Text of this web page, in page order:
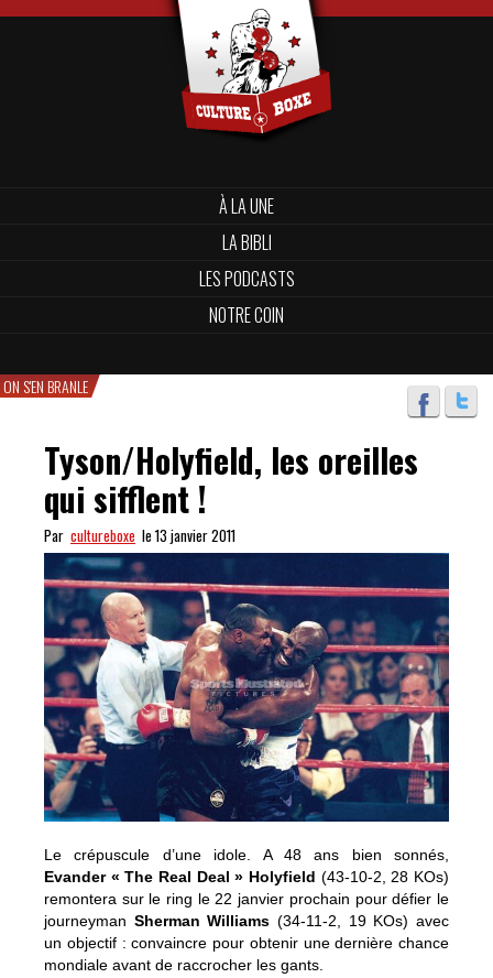
À LA UNE
LA BIBLI
LES PODCASTS
NOTRE COIN
ON S'EN BRANLE
Tyson/Holyfield, les oreilles
qui sifflent !
Par cultureboxe le 13 janvier 2011
Le crépuscule d’une idole. A 48 ans bien sonnés,
Evander « The Real Deal » Holyfield (43-10-2, 28 KOs)
remontera sur le ring le 22 janvier prochain pour défier le
journeyman Sherman Williams (34-11-2, 19 KOs) avec
un objectif : convaincre pour obtenir une dernière chance
mondiale avant de raccrocher les gants.